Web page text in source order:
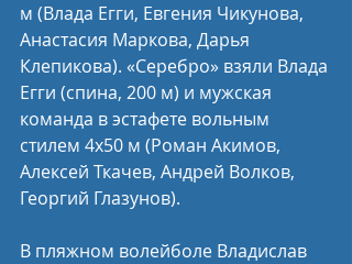
м (Влада Егги, Евгения Чикунова,
Анастасия Маркова, Дарья
Клепикова). «Серебро» взяли Влада
Егги (спина, 200 м) и мужская
команда в эстафете вольным
стилем 4х50 м (Роман Акимов,
Алексей Ткачев, Андрей Волков,
Георгий Глазунов).
В пляжном волейболе Владислав